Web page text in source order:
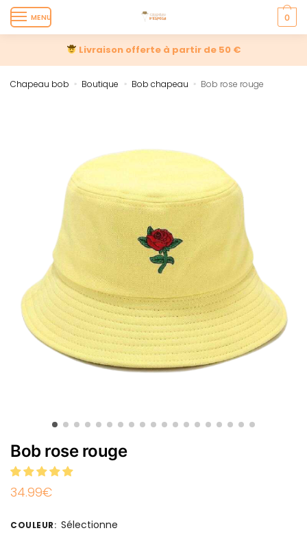
MENU 0
Livraison offerte à partir de 50 €
Chapeau bob » Boutique » Bob chapeau » Bob rose rouge
Bob rose rouge
34.99€
COULEUR: Sélectionne